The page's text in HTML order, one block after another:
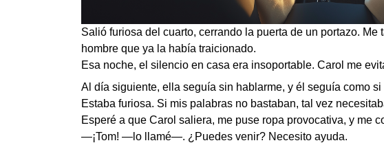
Salió furiosa del cuarto, cerrando la puerta de un portazo.
hombre que ya la había traicionado.
Esa noche, el silencio en casa era insoportable. Carol me
Al día siguiente, ella seguía sin hablarme, y él seguía como si
Estaba furiosa. Si mis palabras no bastaban, tal vez
Esperé a que Carol saliera, me puse ropa provocativa, y me
—¡Tom! —lo llamé—. ¿Puedes venir? Necesito ayuda.